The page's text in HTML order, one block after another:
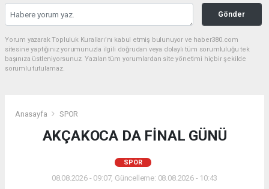
Gönder
Yorum yazarak Topluluk Kuralları’nı kabul etmiş bulunuyor ve haber380.com
sitesine yaptığınız yorumunuzla ilgili doğrudan veya dolaylı tüm sorumluluğu tek
başınıza üstleniyorsunuz. Yazılan tüm yorumlardan site yönetimi hiçbir şekilde
sorumlu tutulamaz.
Anasayfa SPOR
AKÇAKOCA DA FİNAL GÜNÜ
SPOR
08.08.2026 - 09:07, Güncelleme: 08.08.2026 - 10:43